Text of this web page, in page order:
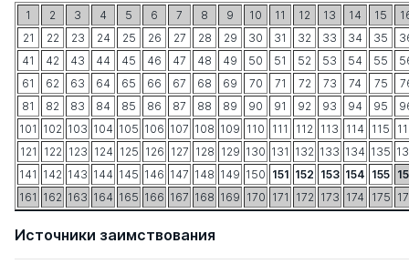
1 2 3 4 5 6 7 8 9 10 11 12 13 14 15
21
22 23 24 25 26 27 28 29 30 31 32 33 34 35
41
42 43 44 45 46 47 48 49 50 51 52 53 54 55
61
62 63 64 65 66 67 68 69 70 71 72 73 74 75
81
82 83 84 85 86 87 88 89 90 91 92 93 94 95
101 102 103 104 105 106 107 108 109 110 111 112 113 114 115
121
122 123 124 125 126 127 128 129 130 131 132 133 134 135
141 142 143 144 145 146 147 148 149 150 151 152 153 154 155
161 162 163 164 165 166 167 168 169 170 171 172 173 174 175
Источники заимствования